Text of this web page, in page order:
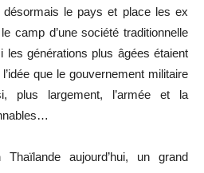
désormais le pays et place les ex
camp d’une société traditionnelle
les générations plus âgées étaient
que le gouvernement militaire
plus largement, l’armée et la
aujourd’hui, un grand